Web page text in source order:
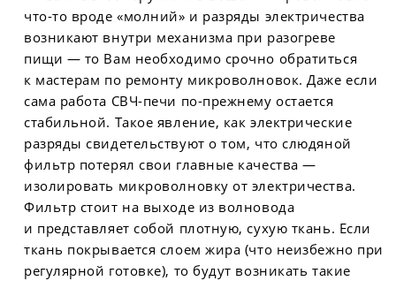
что-то вроде «молний» и разряды электричества
возникают внутри механизма при разогреве
пищи — то Вам необходимо срочно обратиться
к мастерам по ремонту микроволновок. Даже если
сама работа СВЧ-печи по-прежнему остается
стабильной. Такое явление, как электрические
разряды свидетельствуют о том, что слюдяной
фильтр потерял свои главные качества —
изолировать микроволновку от электричества.
Фильтр стоит на выходе из волновода
и представляет собой плотную, сухую ткань. Если
ткань покрывается слоем жира (что неизбежно при
регулярной готовке), то будут возникать такие